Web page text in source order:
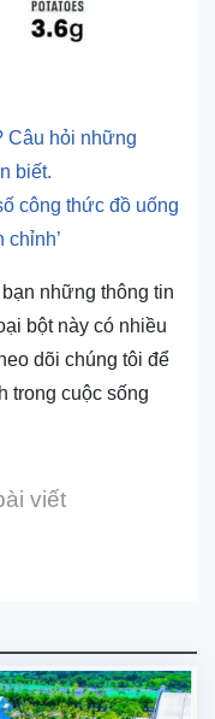
Câu hỏi những
biết.
công thức đồ uống
chỉnh’
những thông tin
bột này có nhiều
dõi chúng tôi để
trong cuộc sống
viết